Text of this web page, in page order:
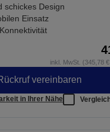
schickes Design
Einsatz
inkl. MwSt. (345,78
vereinbaren
in Ihrer Nähe